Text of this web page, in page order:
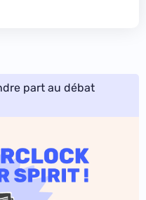
part au débat